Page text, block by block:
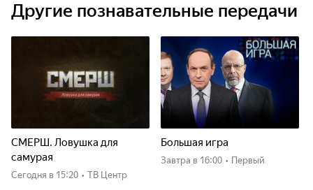
Другие познавательные передачи
СМЕРШ. Ловушка для
самурая
Сегодня в 15:20 • ТВ Центр
Большая игра
Завтра в 16:00 • Первый